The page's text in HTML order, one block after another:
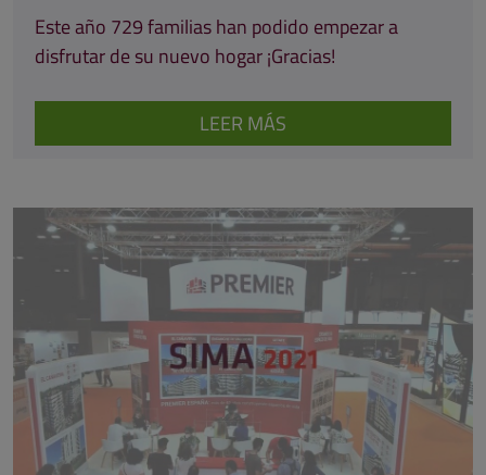
Este año 729 familias han podido empezar a
disfrutar de su nuevo hogar ¡Gracias!
LEER MÁS